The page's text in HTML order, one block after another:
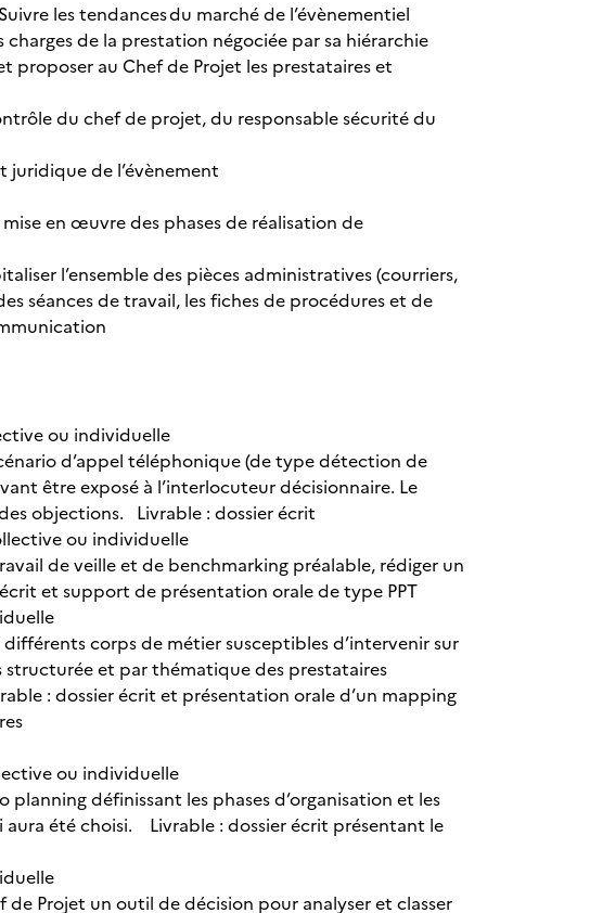
les tendances du marché de l’évènementiel
de la prestation négociée par sa hiérarchie
au Chef de Projet les prestataires et
du chef de projet, du responsable sécurité du
juridique de l’évènement
en œuvre des phases de réalisation de
l’ensemble des pièces administratives (courriers,
séances de travail, les fiches de procédures et de
ou individuelle
d’appel téléphonique (de type détection de
être exposé à l’interlocuteur décisionnaire. Le
objections. Livrable : dossier écrit
ou individuelle
de veille et de benchmarking préalable, rédiger un
et support de présentation orale de type PPT
corps de métier susceptibles d’intervenir sur
structurée et par thématique des prestataires
: dossier écrit et présentation orale d’un mapping
ou individuelle
définissant les phases d’organisation et les
aura été choisi. Livrable : dossier écrit présentant le
Projet un outil de décision pour analyser et classer